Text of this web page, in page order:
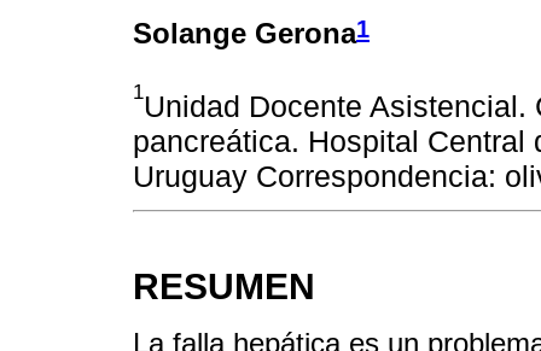
Solange Gerona1
1Unidad Docente
pancreática. Hospital Central
Uruguay Correspondencia:
RESUMEN
La falla hepática es un